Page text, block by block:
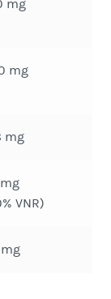
mg
mg
mg
VNR)